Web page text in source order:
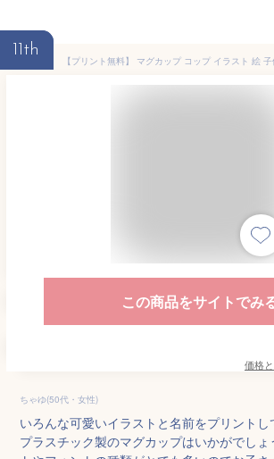
11th
この商品をサイトでみ
価格
ちゃゆ(50代・女性)
いろんな可愛いイラストと名前をプリント
プラスチック製のマグカップはいかがでしょ